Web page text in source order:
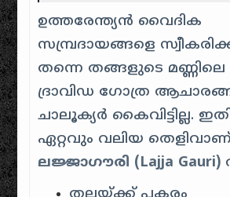
ഉത്തരേന്ത്യൻ വൈദിക
സമ്പ്രദായങ്ങളെ
തന്നെ തങ്ങളുടെ
ദ്രാവിഡ ഗോത്ര
ചാലൂക്യർ കൈവിട്ടില്ല.
ഏറ്റവും വലിയ
ലജ്ജാഗൗരി (Lajja Gauri)